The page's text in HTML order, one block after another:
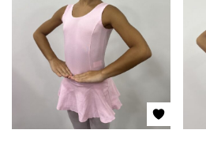
CRIAR UMA